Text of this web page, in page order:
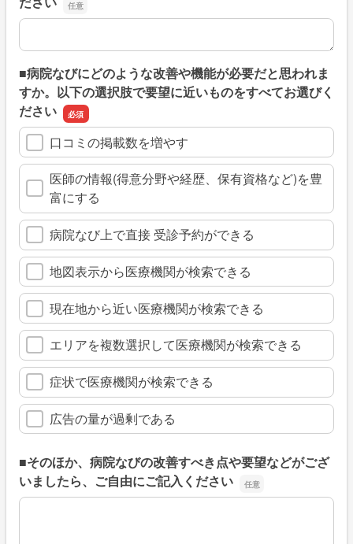
上記のように回答された具体的な理由があればご記入くだ
■病院なびにどのような改善や機能が必要だと思われま
すか。以下の選択肢で要望に近いものをすべてお選びく
ださい
口コミの掲載数を増やす
医師の情報(得意分野や経歴、保有資格など)を豊
富にする
病院なび上で直接 受診予約ができる
地図表示から医療機関が検索できる
現在地から近い医療機関が検索できる
エリアを複数選択して医療機関が検索できる
症状で医療機関が検索できる
広告の量が過剰である
■そのほか、病院なびの改善すべき点や要望などがござ
いましたら、ご自由にご記入ください
■そのほか、病院なびの改善すべき点や要望などがござい